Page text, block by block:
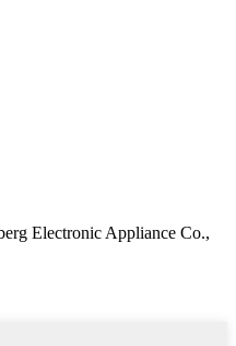
Electronic Appliance Co.,